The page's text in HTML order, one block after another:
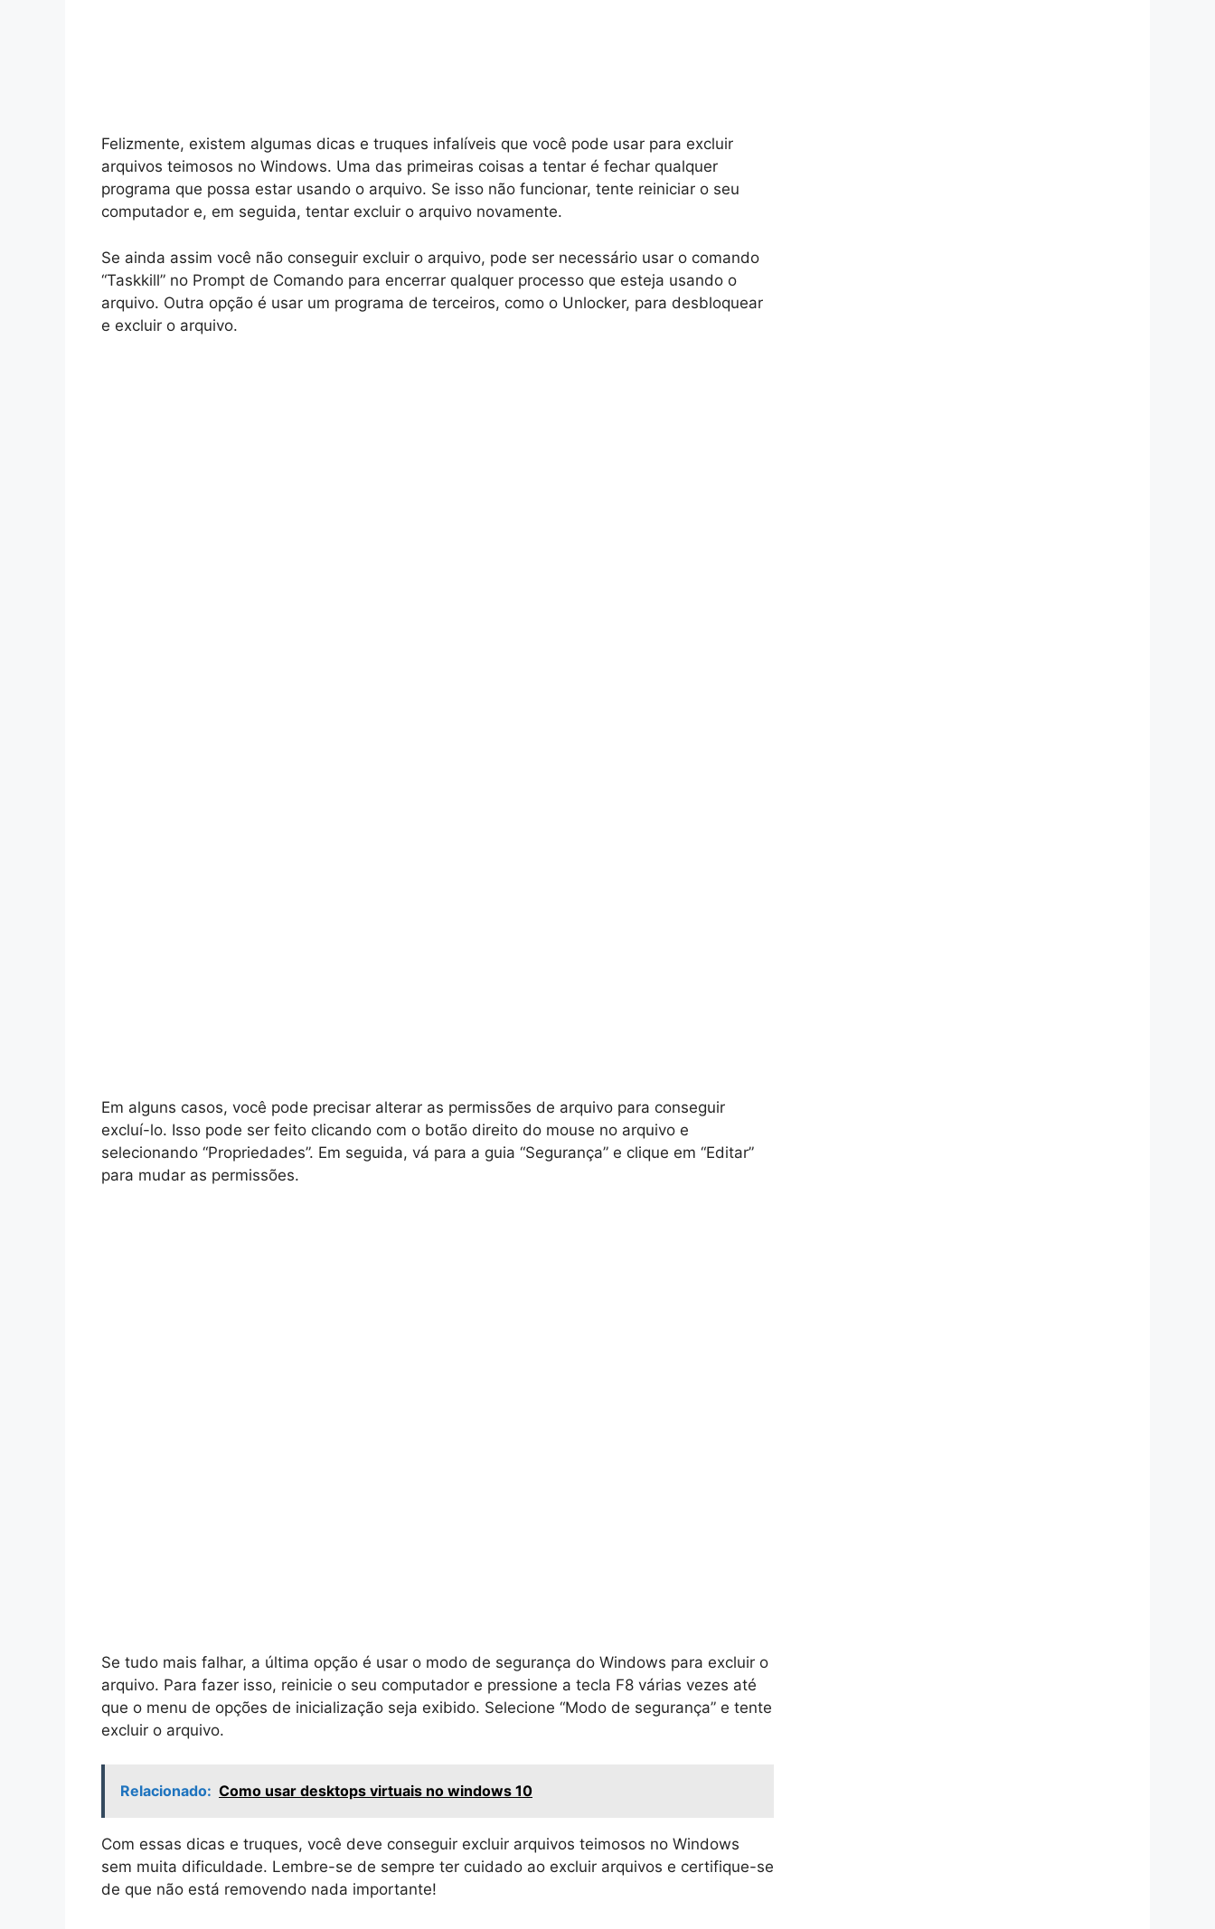
Felizmente, existem algumas dicas e truques infalíveis que você pode usar para excluir
arquivos teimosos no Windows. Uma das primeiras coisas a tentar é fechar qualquer
programa que possa estar usando o arquivo. Se isso não funcionar, tente reiniciar o seu
computador e, em seguida, tentar excluir o arquivo novamente.
Se ainda assim você não conseguir excluir o arquivo, pode ser necessário usar o comando
“Taskkill” no Prompt de Comando para encerrar qualquer processo que esteja usando o
arquivo. Outra opção é usar um programa de terceiros, como o Unlocker, para desbloquear
e excluir o arquivo.
Em alguns casos, você pode precisar alterar as permissões de arquivo para conseguir
excluí-lo. Isso pode ser feito clicando com o botão direito do mouse no arquivo e
selecionando “Propriedades”. Em seguida, vá para a guia “Segurança” e clique em “Editar”
para mudar as permissões.
Se tudo mais falhar, a última opção é usar o modo de segurança do Windows para excluir o
arquivo. Para fazer isso, reinicie o seu computador e pressione a tecla F8 várias vezes até
que o menu de opções de inicialização seja exibido. Selecione “Modo de segurança” e tente
excluir o arquivo.
Relacionado: Como usar desktops virtuais no windows 10
Com essas dicas e truques, você deve conseguir excluir arquivos teimosos no Windows
sem muita dificuldade. Lembre-se de sempre ter cuidado ao excluir arquivos e certifique-se
de que não está removendo nada importante!